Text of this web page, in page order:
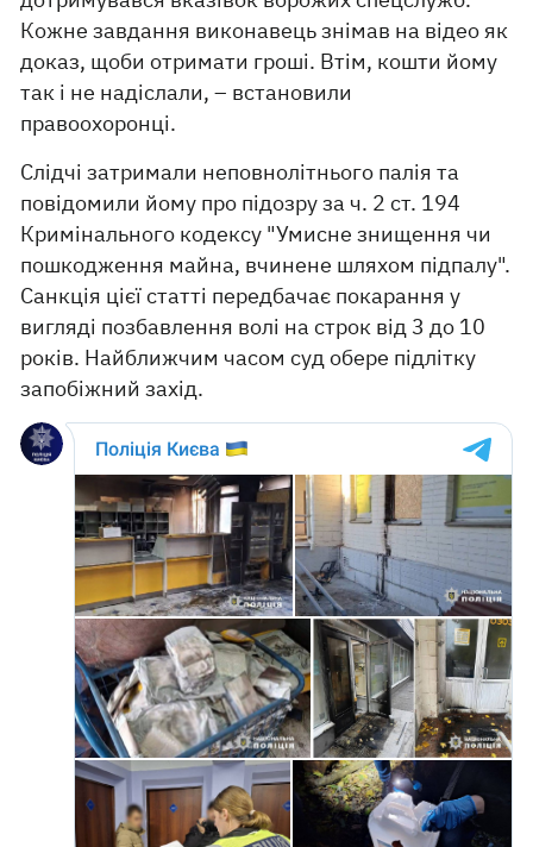
Кожне завдання виконавець знімав на відео як
доказ, щоби отримати гроші. Втім, кошти йому
так і не надіслали, – встановили
правоохоронці.
Слідчі затримали неповнолітнього палія та
повідомили йому про підозру за ч. 2 ст. 194
Кримінального кодексу "Умисне знищення чи
пошкодження майна, вчинене шляхом підпалу".
Санкція цієї статті передбачає покарання у
вигляді позбавлення волі на строк від 3 до 10
років. Найближчим часом суд обере підлітку
запобіжний захід.